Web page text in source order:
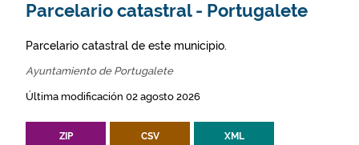
Parcelario catastral - Portugalete
Parcelario catastral de este municipio.
Ayuntamiento de Portugalete
Última modificación 02 agosto 2026
ZIP CSV XML